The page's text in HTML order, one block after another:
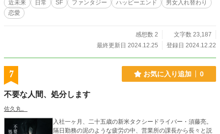
近未来 日常 SF ファンタジー ハッピーエンド
男女入れ替わり
恋愛
感想数 2
文字数 23,187
最終更新日 2024.12.25
登録日 2024.12.22
7 お気に入り追加 0
不要な人間、処分します
佐久丸。
入社一ヶ月、二十五歳の新米タクシードライバー・須藤亮。
隔日勤務の泥のような疲労の中、営業所の課長から長々と説